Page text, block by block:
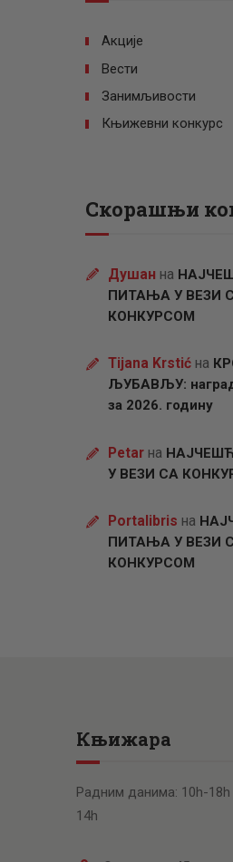
Акције
Вести
Занимљивости
Књижевни конкурс
Скорашњи
Душан на
ПИТАЊА У ВЕЗИ
КОНКУРСОМ
Tijana Krstićна
ЉУБАВЉУ:
за 2026. годину
Petarна
У ВЕЗИ СА
Portalibris на
ПИТАЊА У ВЕЗИ
КОНКУРСОМ
Књижара
Радним данима: 10h-
14h